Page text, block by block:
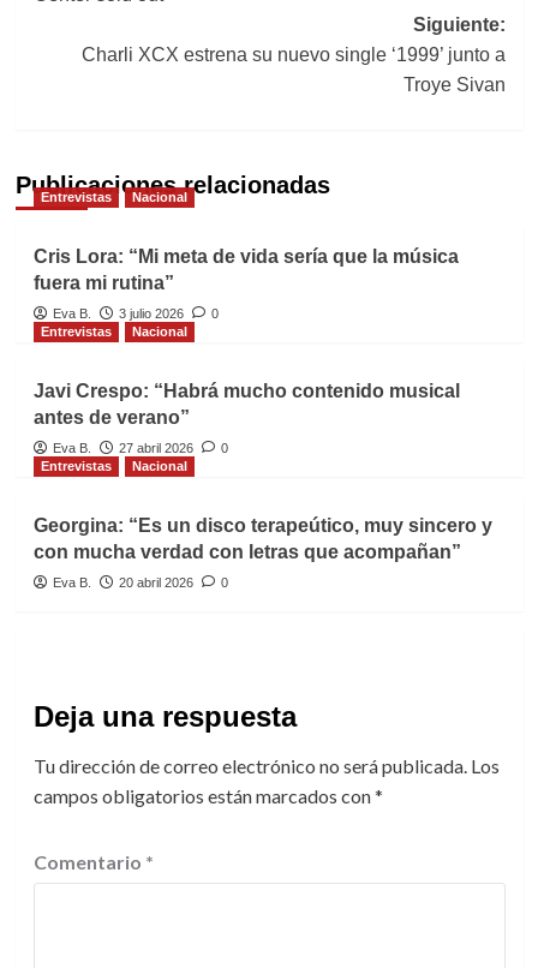
Siguiente:
Charli XCX estrena su nuevo single ‘1999’ junto a
Troye Sivan
Publicaciones relacionadas
Entrevistas Nacional
Cris Lora: “Mi meta de vida sería que la música
fuera mi rutina”
Eva B. 3 julio 2026
0
Entrevistas
Nacional
Javi Crespo: “Habrá mucho contenido musical
antes de verano”
Eva B. 27 abril 2026
0
Entrevistas
Nacional
Georgina: “Es un disco terapeútico, muy sincero y
con mucha verdad con letras que acompañan”
Eva B. 20 abril 2026 0
Deja una respuesta
Tu dirección de correo electrónico no será publicada. Los
campos obligatorios están marcados con*
Comentario *